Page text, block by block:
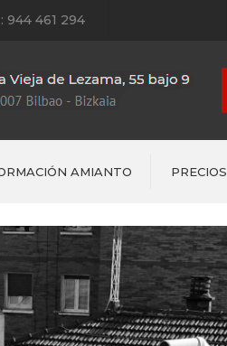
944 461 294
AMIANTO PRECIOS